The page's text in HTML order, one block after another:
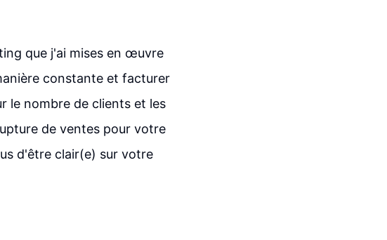
que j'ai mises en œuvre
constante et facturer
le nombre de clients et les
de ventes pour votre
d'être clair(e) sur votre